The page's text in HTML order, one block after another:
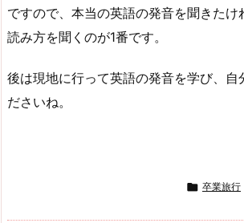
ですので、本当の英語の発音を聞きたけ
読み方を聞くのが1番です。
後は現地に行って英語の発音を学び、自
ださいね。
 卒業旅行